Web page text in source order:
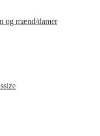
og mænd/damer